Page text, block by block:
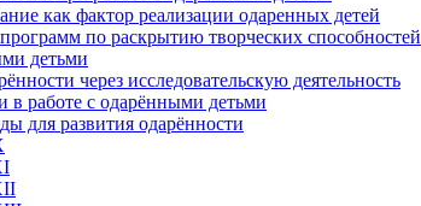
как фактор реализации одаренных детей
по раскрытию творческих способностей
детьми
через исследовательскую деятельность
в работе с одарёнными детьми
для развития одарённости